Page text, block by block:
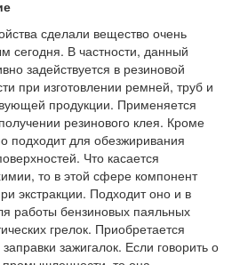
сделали вещество очень
сегодня. В частности, данный
задействуется в резиновой
при изготовлении ремней, труб и
продукции. Применяется
резинового клея. Кроме
подходит для обезжиривания
Что касается
то в этой сфере компонент
экстракции. Подходит оно и в
работы бензиновых паяльных
грелок. Приобретается
зажигалок. Если говорить о